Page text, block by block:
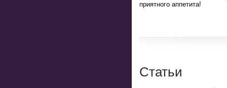
приятного аппетита!
Статьи